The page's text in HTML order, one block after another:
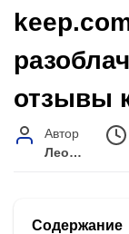
отзывы
Автор
Леонид Малышев
Содержание